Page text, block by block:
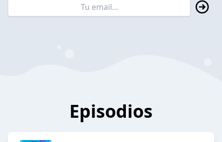
Episodios